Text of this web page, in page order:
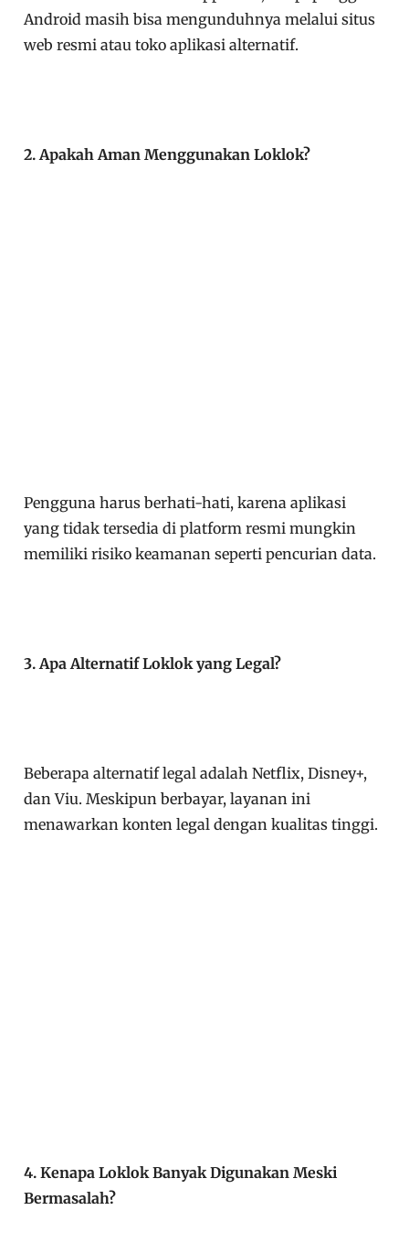
Android masih bisa mengunduhnya melalui situs
web resmi atau toko aplikasi alternatif.
2. Apakah Aman Menggunakan Loklok?
Pengguna harus berhati-hati, karena aplikasi
yang tidak tersedia di platform resmi mungkin
memiliki risiko keamanan seperti pencurian data.
3. Apa Alternatif Loklok yang Legal?
Beberapa alternatif legal adalah Netflix, Disney+,
dan Viu. Meskipun berbayar, layanan ini
menawarkan konten legal dengan kualitas tinggi.
4. Kenapa Loklok Banyak Digunakan Meski
Bermasalah?